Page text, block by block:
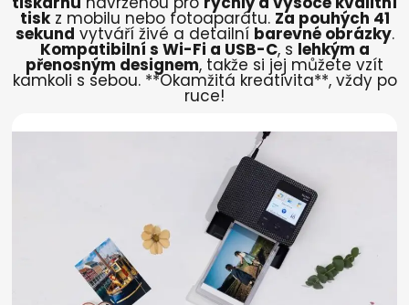
tiskz mobilu nebo fotoaparátu. Za pouhých 41
sekund vytváří živé a detailní barevné obrázky.
Kompatibilní s Wi-Fi a USB-C, s lehkým a
přenosným designem, takže si jej můžete vzít
kamkoli s sebou. **Okamžitá kreativita**, vždy po
ruce!